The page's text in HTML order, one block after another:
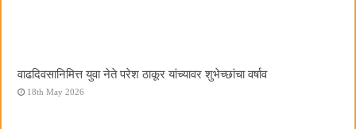
वाढदिवसानिमित्त युवा नेते परेश ठाकूर यांच्यावर शुभेच्छांचा वर्षाव
18th May 2026